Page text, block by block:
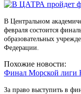
В Центральном
февраля состоится
образовательных
Федерации.
Похожие новости:
Финал Морской лиги
За право выступить в